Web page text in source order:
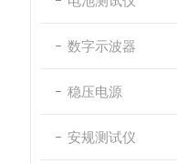
数字示波器
稳压电源
安规测试仪